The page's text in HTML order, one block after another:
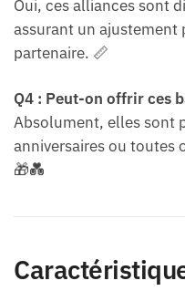
Oui, ces alliances sont
assurant un ajustement
partenaire. 📏
Q4 : Peut-on offrir ces
Absolument, elles sont
anniversaires ou toutes
🎁💑